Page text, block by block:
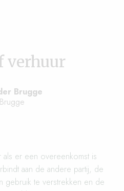
verhuur
Brugge
als er een overeenkomst is
aan de andere partij, de
gebruik te verstrekken en de